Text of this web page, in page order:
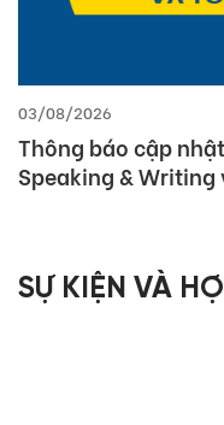
03/08/2026
Thông báo cập
Speaking & Writing
SỰ KIỆN VÀ